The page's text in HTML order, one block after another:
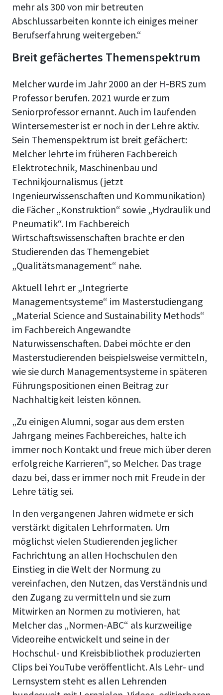
mehr als 300 von mir betreuten
Abschlussarbeiten konnte ich einiges meiner
Berufserfahrung weitergeben.“
Breit gefächertes Themenspektrum
Melcher wurde im Jahr 2000 an der H-BRS zum
Professor berufen. 2021 wurde er zum
Seniorprofessor ernannt. Auch im laufenden
Wintersemester ist er noch in der Lehre aktiv.
Sein Themenspektrum ist breit gefächert:
Melcher lehrte im früheren Fachbereich
Elektrotechnik, Maschinenbau und
Technikjournalismus (jetzt
Ingenieurwissenschaften und Kommunikation)
die Fächer „Konstruktion“ sowie „Hydraulik und
Pneumatik“. Im Fachbereich
Wirtschaftswissenschaften brachte er den
Studierenden das Themengebiet
„Qualitätsmanagement“ nahe.
Aktuell lehrt er „Integrierte
Managementsysteme“ im Masterstudiengang
„Material Science and Sustainability Methods“
im Fachbereich Angewandte
Naturwissenschaften. Dabei möchte er den
Masterstudierenden beispielsweise vermitteln,
wie sie durch Managementsysteme in späteren
Führungspositionen einen Beitrag zur
Nachhaltigkeit leisten können.
„Zu einigen Alumni, sogar aus dem ersten
Jahrgang meines Fachbereiches, halte ich
immer noch Kontakt und freue mich über deren
erfolgreiche Karrieren“, so Melcher. Das trage
dazu bei, dass er immer noch mit Freude in der
Lehre tätig sei.
In den vergangenen Jahren widmete er sich
verstärkt digitalen Lehrformaten. Um
möglichst vielen Studierenden jeglicher
Fachrichtung an allen Hochschulen den
Einstieg in die Welt der Normung zu
vereinfachen, den Nutzen, das Verständnis und
den Zugang zu vermitteln und sie zum
Mitwirken an Normen zu motivieren, hat
Melcher das „Normen-ABC“ als kurzweilige
Videoreihe entwickelt und seine in der
Hochschul- und Kreisbibliothek produzierten
Clips bei YouTube veröffentlicht. Als Lehr- und
Lernsystem steht es allen Lehrenden